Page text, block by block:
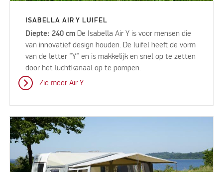
ISABELLA AIR Y LUIFEL
Diepte: 240 cm De Isabella Air Y is voor mensen die
van innovatief design houden. De luifel heeft de vorm
van de letter ”Y” en is makkelijk en snel op te zetten
door het luchtkanaal op te pompen.
Zie meer Air Y